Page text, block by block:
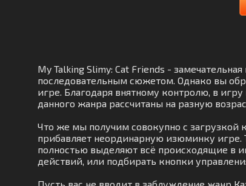
My Talking Slimy: Cat Friends -
последовательным сюжетом. Однако вы
игре. Благодаря внятному контролю, в
данного жанра рассчитаны на разную
Что же мы получим совокупно с загрузкой
прибавляет неординарную изюминку
полностью выделяют всё происходящие в
действий, или подбирать кнопки